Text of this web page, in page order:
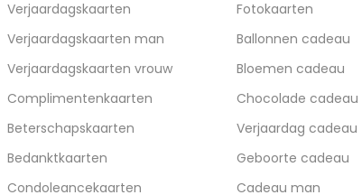
Verjaardagskaarten
Verjaardagskaarten man
Verjaardagskaarten vrouw
Complimentenkaarten
Beterschapskaarten
Bedanktkaarten
Condoleancekaarten
Fotokaarten
Ballonnen cadeau
Bloemen cadeau
Chocolade cadeau
Verjaardag cadeau
Geboorte cadeau
Cadeau man